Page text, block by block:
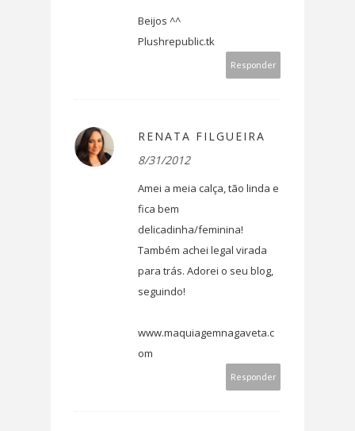
Beijos ^^
Plushrepublic.tk
Responder
RENATA FILGUEIRA
8/31/2012
Amei a meia calça, tão linda e
fica bem
delicadinha/feminina!
Também achei legal virada
para trás. Adorei o seu blog,
seguindo!
www.maquiagemnagaveta.c
om
Responder